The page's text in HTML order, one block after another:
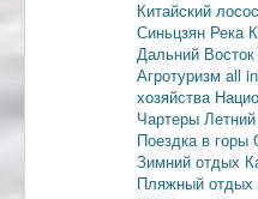
Китайский
Синьцзян Река
Дальний Восток
Агротуризм all
хозяйства
Чартеры
Поездка в горы
Зимний отдых
Пляжный отдых